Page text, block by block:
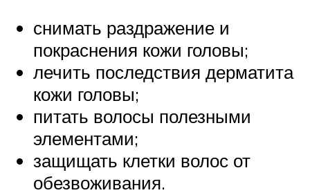
снимать раздражение и
покраснения кожи головы;
лечить последствия дерматита
кожи головы;
питать волосы полезными
элементами;
защищать клетки волос от
обезвоживания.